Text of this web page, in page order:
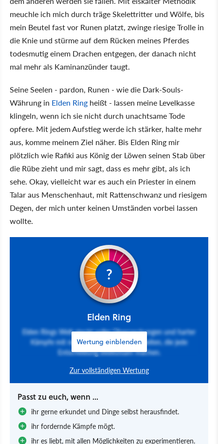
meuchle ich mich durch träge Skelettritter und Wölfe, bis
mein Beutel fast vor Runen platzt, zwinge riesige Trolle in
die Knie und stürme auf dem Rücken meines Pferdes
todesmutig einem Drachen entgegen, der danach nicht
mal mehr als Kaminanzünder taugt.
Seine Seelen - pardon, Runen - wie die Dark-Souls-
Währung in Elden Ring heißt - lassen meine Levelkasse
klingeln, wenn ich sie nicht durch unachtsame Tode
opfere. Mit jedem Aufstieg werde ich stärker, halte mehr
aus, komme meinem Ziel näher. Bis Elden Ring mir
plötzlich wie Rafiki aus König der Löwen seinen Stab über
die Rübe zieht und mir sagt, dass es mehr gibt, als ich
sehe. Okay, vielleicht war es auch ein Priester in einem
Talar aus Menschenhaut, mit Rattenschwanz und riesigem
Degen, der mich unter keinen Umständen vorbei lassen
wollte.
?
Elden Ring
Wertung einblenden
Elden Rings Welt steckt voller Überraschungen und harter
Kämpfe mit neuen, kreativen Möglichkeiten, die jede
Entscheidung bedeutsam machen.
Zur vollständigen Wertung
Passt zu euch, wenn ...
ihr gerne erkundet und Dinge selbst herausfindet.
ihr fordernde Kämpfe mögt.
ihr es liebt, mit allen Möglichkeiten zu experimentieren.